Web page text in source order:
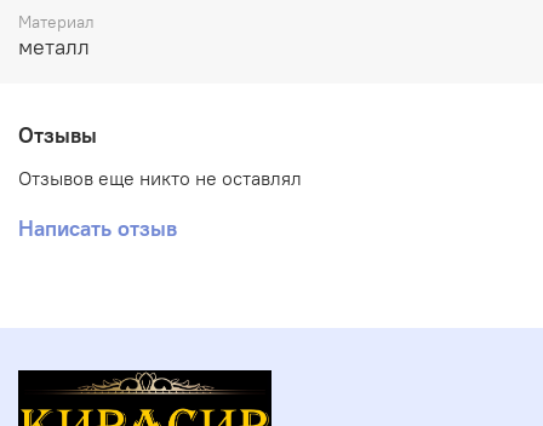
Глубина: 0,5см
Материал
металл
Отзывы
Отзывов еще никто не оставлял
Написать отзыв